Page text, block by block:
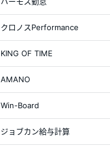
クロノスPerformance
KING OF TIME
AMANO
Win-Board
ジョブカン給与計算